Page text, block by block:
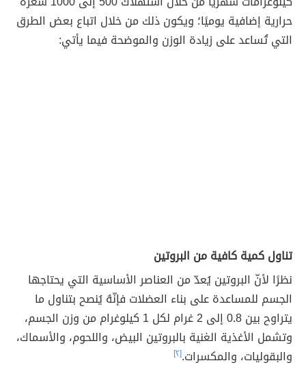
حرارية إضافية يوميًا؛ ويكون ذلك من خلال اتباع بعض الطرق
التي تُساعد على زيادة الوزن والموضحة فيما يأتي:
تناول كمية كافية من البروتين
نظرًا لأنّ البروتين يُعدّ من العناصر الأساسية التي يحتاجها
الجسم للمساعدة على بناء العضلات فإنّهُ يُنصح بتناول ما
يتراوح بين 0.8 إلى 2 غرام لكل 1 كيلوغرام من وزن الجسم،
وتشمل الأغذية الغنية بالبروتين البيض، واللحوم، والأسماك،
والبقوليات، والمكسرات.[٢]